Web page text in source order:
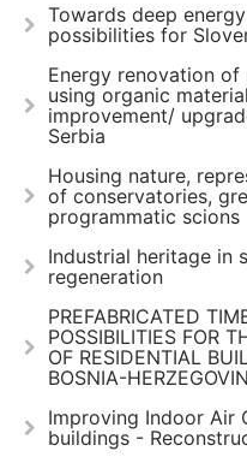
Towards deep
possibilities for
Energy renovation
using organic
improvement/
Serbia
Housing nature,
of conservatories,
programmatic scions
Industrial heritage in
regeneration
PREFABRICATED
POSSIBILITIES FOR
OF RESIDENTIAL
BOSNIA-
Improving Indoor Air
buildings -